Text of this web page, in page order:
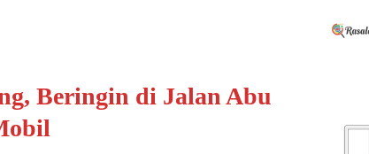
Beringin di Jalan Abu